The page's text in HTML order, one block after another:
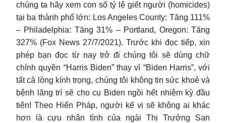
chúng ta hãy xem con số tỷ lệ giết người (homicides)
tại ba thành phố lớn: Los Angeles County: Tăng 111%
– Philadelphia: Tăng 31% – Portland, Oregon: Tăng
327% (Fox News 27/7/2021). Trước khi đọc tiếp, xin
phép bạn đọc từ nay trở đi chúng tôi sẽ dùng chữ
chính quyền “Harris Biden” thay vì “Biden Harris”, với
tất cả lòng kính trọng, chúng tôi không tin sức khoẻ và
bệnh lãng trí sẽ cho cụ Biden ngồi hết nhiệm kỳ đầu
tiên! Theo Hiến Pháp, người kế vị sẽ không ai khác
hơn là cựu nhân tình của ngài Thị Trưởng San